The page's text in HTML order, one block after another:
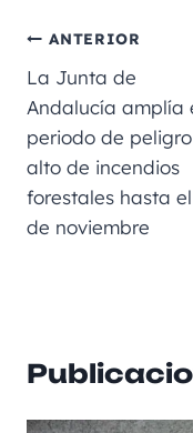
e
b
o
o
k
l
ANTERIOR
La Junta de
Andalucía amplía
periodo de peligro
alto de incendios
forestales hasta el
de noviembre